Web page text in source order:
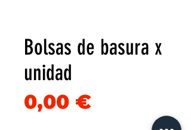
Bolsas de basura x
unidad
0,00 €Precio